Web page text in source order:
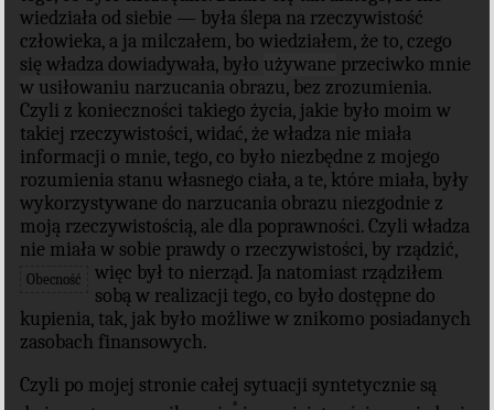
wiedziała od siebie — była ślepa na rzeczywistość
człowieka, a ja milczałem, bo wiedziałem, że to, czego
się władza dowiadywała, było używane przeciwko mnie
w usiłowaniu narzucania obrazu, bez zrozumienia.
Czyli z konieczności takiego życia, jakie było moim w
takiej rzeczywistości, widać, że władza nie miała
informacji o mnie, tego, co było niezbędne z mojego
rozumienia stanu własnego ciała, a te, które miała, były
wykorzystywane do narzucania obrazu niezgodnie z
moją rzeczywistością, ale dla poprawności. Czyli władza
nie miała w sobie prawdy o rzeczywistości, by rządzić,
więc był to nierząd.
Obecność
Ja natomiast rządziłem
sobą w realizacji tego, co było dostępne do
kupienia, tak, jak było możliwe w znikomo posiadanych
zasobach finansowych.
Czyli po mojej stronie całej sytuacji syntetycznie są